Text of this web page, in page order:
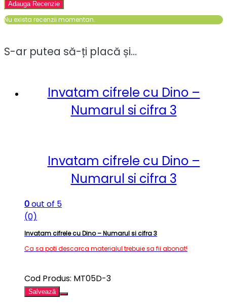
Nu exista recenzii momentan.
S-ar putea să-ți placă și…
Invatam cifrele cu Dino –
Numarul si cifra 3
Invatam cifrele cu Dino –
Numarul si cifra 3
0out of 5
(0)
Invatam cifrele cu Dino – Numarul si cifra 3
Ca sa poti descarca materialul trebuie sa fii abonat!
Cod Produs: MT05D-3
Salvează